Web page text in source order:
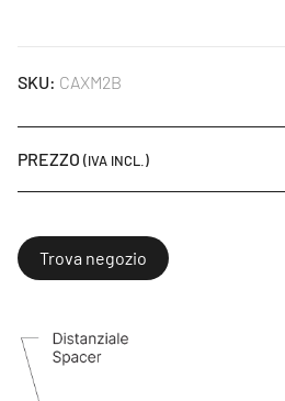
SKU: CAXM2B
PREZZO (IVA INCL.)
Trova negozio